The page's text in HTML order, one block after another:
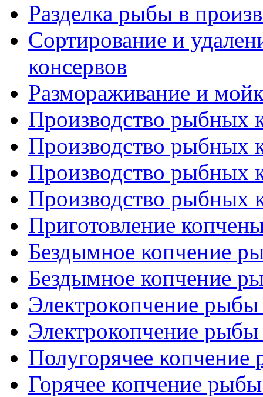
Разделка рыбы в
Сортирование и
консервов
Размораживание и
Производство рыбных
Производство рыбных
Производство рыбных
Производство рыбных
Приготовление
Бездымное копчение
Бездымное копчение
Электрокопчение рыбы
Электрокопчение рыбы
Полугорячее копчение
Горячее копчение